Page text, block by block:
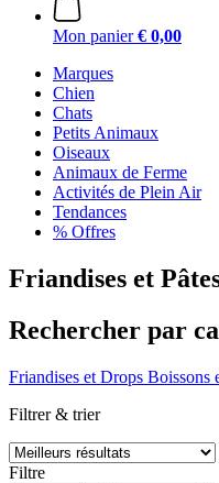
Mon panier € 0,00
Marques
Chien
Chats
Petits Animaux
Oiseaux
Animaux de Ferme
Activités de Plein Air
Tendances
% Offres
Friandises et
Rechercher par
Friandises et Drops Boissons
Filtrer & trier
Filtre